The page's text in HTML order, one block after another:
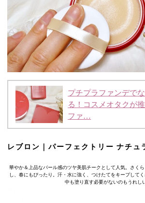
プチプラファンデで
る！コスメオタクが
ファ…
レブロン｜パーフェクトリー ナチュ
華やか＆上品なパール感のツヤ美肌チークとして人気。さく
し、春にもぴったり。汗・水に強く、つけたてをキープして
中も塗り直す必要がないのもうれし